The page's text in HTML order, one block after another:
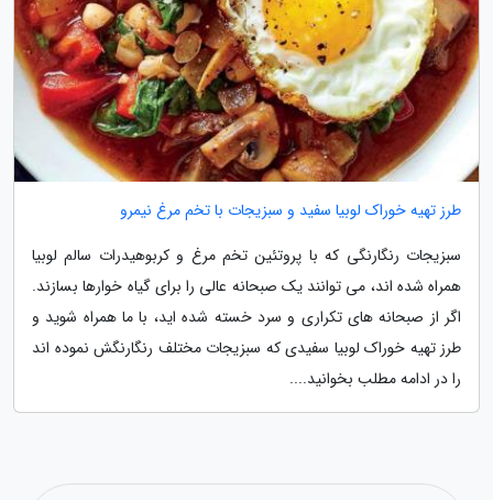
طرز تهیه خوراک لوبیا سفید و سبزیجات با تخم مرغ نیمرو
سبزیجات رنگارنگی که با پروتئین تخم مرغ و کربوهیدرات سالم لوبیا
همراه شده اند، می توانند یک صبحانه عالی را برای گیاه خوارها بسازند.
اگر از صبحانه های تکراری و سرد خسته شده اید، با ما همراه شوید و
طرز تهیه خوراک لوبیا سفیدی که سبزیجات مختلف رنگارنگش نموده اند
را در ادامه مطلب بخوانید....